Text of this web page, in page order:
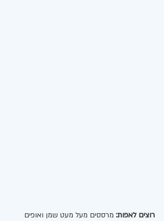
רוצים לאפות: מרססים מעל מעט שמן ואופים